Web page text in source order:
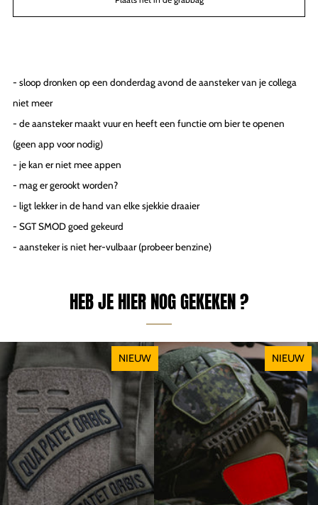
- sloop dronken op een donderdag avond de aansteker van je collega
niet meer
- de aansteker maakt vuur en heeft een functie om bier te openen
(geen app voor nodig)
- je kan er niet mee appen
- mag er gerookt worden?
- ligt lekker in de hand van elke sjekkie draaier
- SGT SMOD goed gekeurd
- aansteker is niet her-vulbaar (probeer benzine)
HEB JE HIER NOG GEKEKEN ?
NIEUW NIEUW